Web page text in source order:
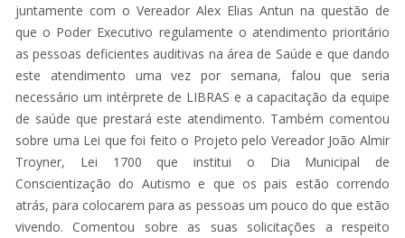
juntamente com o Vereador Alex Elias Antun na questão de
que o Poder Executivo regulamente o atendimento prioritário
as pessoas deficientes auditivas na área de Saúde e que dando
este atendimento uma vez por semana, falou que seria
necessário um intérprete de LIBRAS e a capacitação da equipe
de saúde que prestará este atendimento. Também comentou
sobre uma Lei que foi feito o Projeto pelo Vereador João Almir
Troyner, Lei 1700 que institui o Dia Municipal de
Conscientização do Autismo e que os pais estão correndo
atrás, para colocarem para as pessoas um pouco do que estão
vivendo. Comentou sobre as suas solicitações a respeito